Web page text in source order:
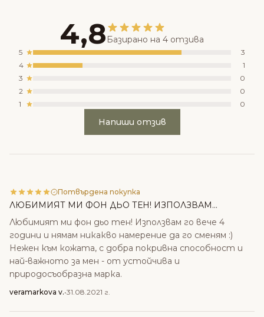
4,8 Базирано на 4 отзива
5
3
4
1
3
0
2
0
1
0
Напиши отзив
Потвърдена покупка
ЛЮБИМИЯТ МИ ФОН ДЬО ТЕН! ИЗПОЛЗВАМ...
Любимият ми фон дьо тен! Използвам го вече 4
години и нямам никакво намерение да го сменям :)
Нежен към кожата, с добра покривна способност и
най-важното за мен - от устойчива и
природосъобразна марка.
veramarkova v.•31.08.2021 г.